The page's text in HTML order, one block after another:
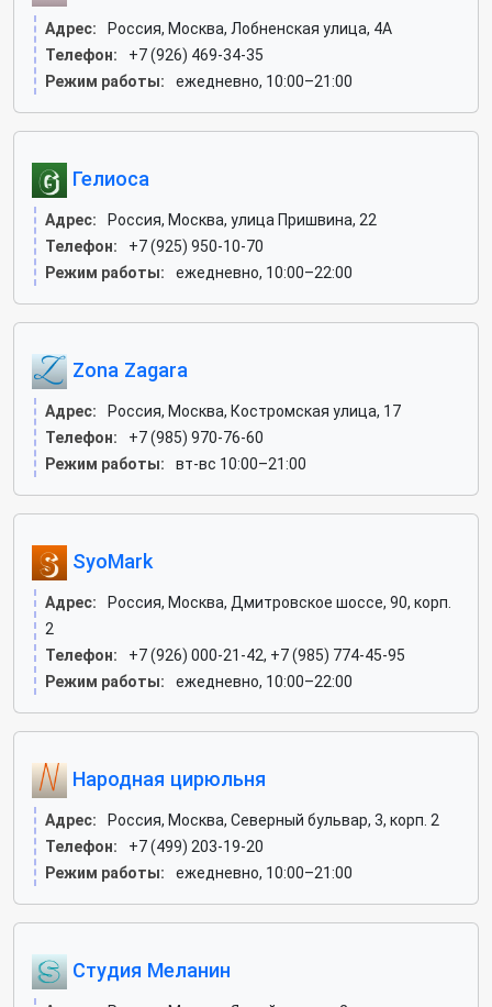
Адрес:
Россия, Москва, Лобненская улица, 4А
Телефон:
+7 (926) 469-34-35
Режим работы:
ежедневно, 10:00–21:00
Гелиоса
Адрес:
Россия, Москва, улица Пришвина, 22
Телефон:
+7 (925) 950-10-70
Режим работы:
ежедневно, 10:00–22:00
Zona Zagara
Адрес:
Россия, Москва, Костромская улица, 17
Телефон:
+7 (985) 970-76-60
Режим работы:
вт-вс 10:00–21:00
SyoMark
Адрес:
Россия, Москва, Дмитровское шоссе, 90, корп.
2
Телефон:
+7 (926) 000-21-42, +7 (985) 774-45-95
Режим работы:
ежедневно, 10:00–22:00
Народная цирюльня
Адрес:
Россия, Москва, Северный бульвар, 3, корп. 2
Телефон:
+7 (499) 203-19-20
Режим работы:
ежедневно, 10:00–21:00
Студия Меланин